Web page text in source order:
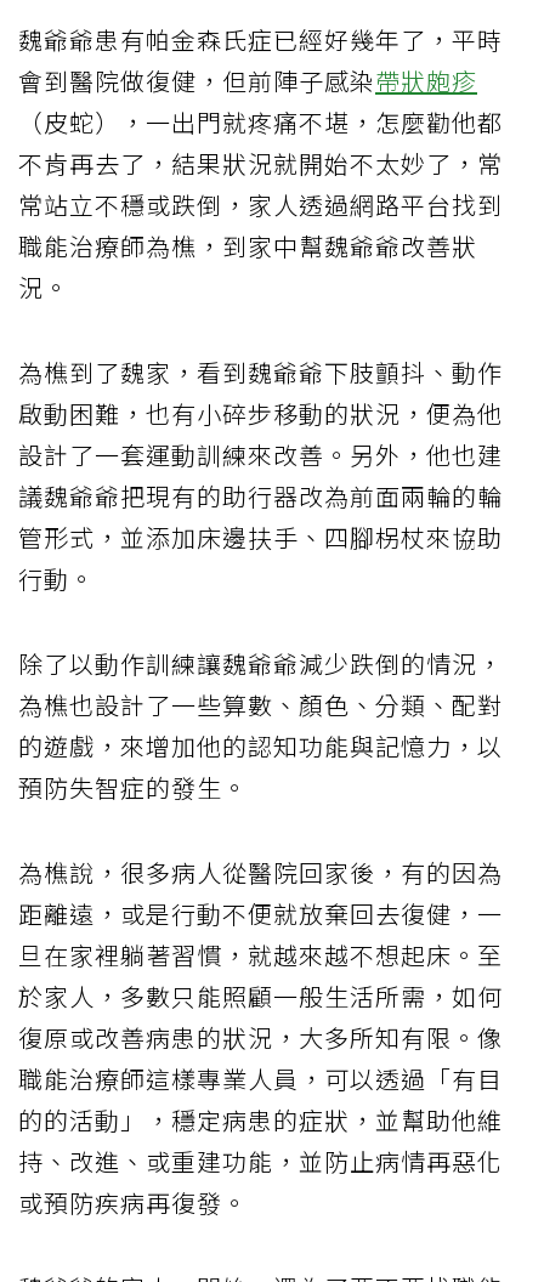
魏爺爺患有帕金森氏症已經好幾年了，平時
會到醫院做復健，但前陣子感染帶狀皰疹
（皮蛇），一出門就疼痛不堪，怎麼勸他都
不肯再去了，結果狀況就開始不太妙了，常
常站立不穩或跌倒，家人透過網路平台找到
職能治療師為樵，到家中幫魏爺爺改善狀
況。
為樵到了魏家，看到魏爺爺下肢顫抖、動作
啟動困難，也有小碎步移動的狀況，便為他
設計了一套運動訓練來改善。另外，他也建
議魏爺爺把現有的助行器改為前面兩輪的輪
管形式，並添加床邊扶手、四腳柺杖來協助
行動。
除了以動作訓練讓魏爺爺減少跌倒的情況，
為樵也設計了一些算數、顏色、分類、配對
的遊戲，來增加他的認知功能與記憶力，以
預防失智症的發生。
為樵說，很多病人從醫院回家後，有的因為
距離遠，或是行動不便就放棄回去復健，一
旦在家裡躺著習慣，就越來越不想起床。至
於家人，多數只能照顧一般生活所需，如何
復原或改善病患的狀況，大多所知有限。像
職能治療師這樣專業人員，可以透過「有目
的的活動」，穩定病患的症狀，並幫助他維
持、改進、或重建功能，並防止病情再惡化
或預防疾病再復發。